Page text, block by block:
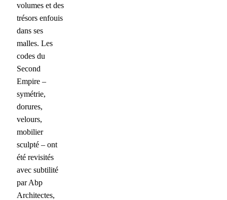
volumes et des
trésors enfouis
dans ses
malles. Les
codes du
Second
Empire –
symétrie,
dorures,
velours,
mobilier
sculpté – ont
été revisités
avec subtilité
par Abp
Architectes,